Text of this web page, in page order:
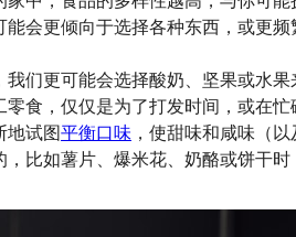
会更倾向于选择各种东西，或更
们更可能会选择酸奶、坚果或水果
食，仅仅是为了打发时间，或在忙
地试图平衡口味，使甜味和咸味（以
比如薯片、爆米花、奶酪或饼干时